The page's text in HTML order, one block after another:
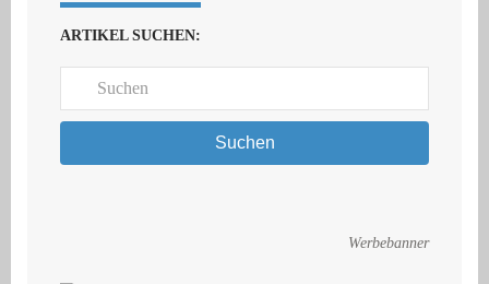
ARTIKEL SUCHEN:
Suchen
Werbebanner